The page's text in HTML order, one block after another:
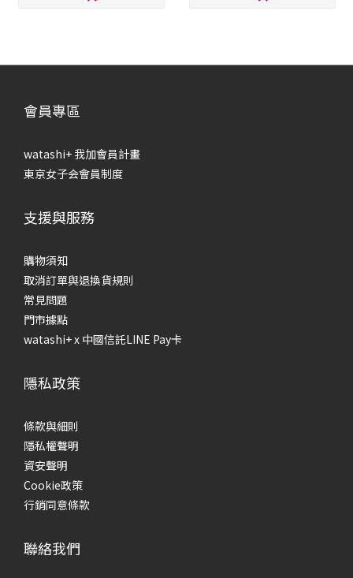
會員專區
watashi+ 我加會員計畫
東京女子会會員制度
支援與服務
購物須知
取消訂單與退換貨規則
常見問題
門市據點
watashi+ x 中國信託LINE Pay卡
隱私政策
條款與細則
隱私權聲明
資安聲明
Cookie政策
行銷同意條款
聯絡我們